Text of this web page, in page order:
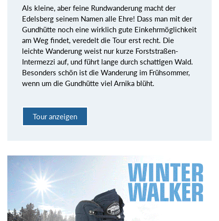
Als kleine, aber feine Rundwanderung macht der
Edelsberg seinem Namen alle Ehre! Dass man mit der
Gundhütte noch eine wirklich gute Einkehrmöglichkeit
am Weg findet, veredelt die Tour erst recht. Die
leichte Wanderung weist nur kurze Forststraßen-
Intermezzi auf, und führt lange durch schattigen Wald.
Besonders schön ist die Wanderung im Frühsommer,
wenn um die Gundhütte viel Arnika blüht.
Tour anzeigen